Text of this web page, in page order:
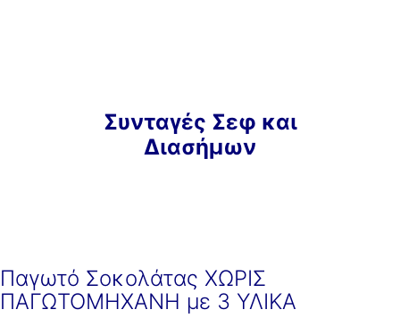
Συνταγές Σεφ και
Διασήμων
Παγωτό Σοκολάτας ΧΩΡΙΣ
ΠΑΓΩΤΟΜΗΧΑΝΗ με 3 ΥΛΙΚΑ